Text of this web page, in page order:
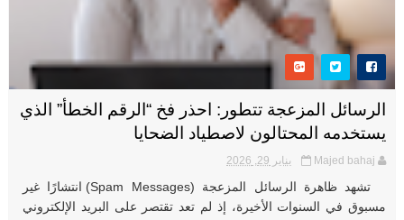
الرسائل المزعجة تتطور: احذر فخ “الرقم الخطأ” الذي
يستخدمه المحتالون لاصطياد الضحايا
Majed bahaj يناير 29, 2026
تشهد ظاهرة الرسائل المزعجة (Spam Messages) انتشارًا غير
مسبوق في السنوات الأخيرة، إذ لم تعد تقتصر على البريد الإلكتروني